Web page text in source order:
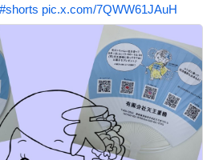
#shorts pic.x.com/7QWW61JAuH